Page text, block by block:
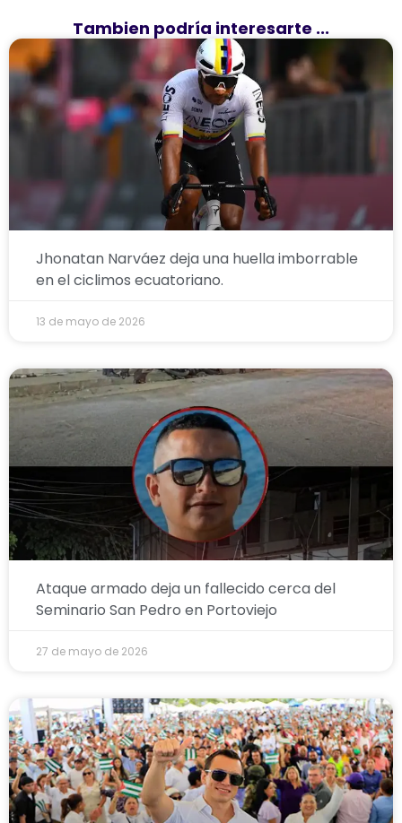
Tambien podría interesarte ...
Jhonatan Narváez deja una huella imborrable
en el ciclimos ecuatoriano.
13 de mayo de 2026
Ataque armado deja un fallecido cerca del
Seminario San Pedro en Portoviejo
27 de mayo de 2026